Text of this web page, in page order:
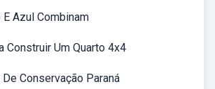
Azul Combinam
Construir Um Quarto 4x4
Conservação Paraná